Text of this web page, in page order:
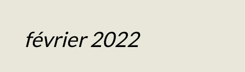
février 2022